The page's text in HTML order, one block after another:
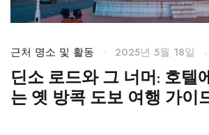
근처 명소 및 활동 2025년 5월 18일
딘소 로드와 그 너머: 호텔
는 옛 방콕 도보 여행 가이